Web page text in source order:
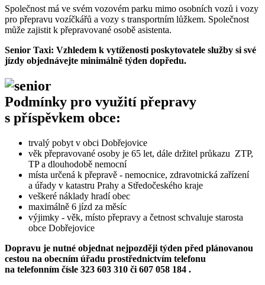
Společnost má ve svém vozovém parku mimo osobních vozů i vozy
pro přepravu vozíčkářů a vozy s transportním lůžkem. Společnost
může zajistit k přepravované osobě asistenta.
Senior Taxi: Vzhledem k vytíženosti poskytovatele služby si své
jízdy objednávejte minimálně týden dopředu.
Podmínky pro využití přepravy
s příspěvkem obce:
trvalý pobyt v obci Dobřejovice
věk přepravované osoby je 65 let, dále držitel průkazu ZTP,
TP a dlouhodobě nemocní
místa určená k přepravě - nemocnice, zdravotnická zařízení
a úřady v katastru Prahy a Středočeského kraje
veškeré náklady hradí obec
maximálně 6 jízd za měsíc
výjimky - věk, místo přepravy a četnost schvaluje starosta
obce Dobřejovice
Dopravu je nutné objednat nejpozději týden před plánovanou
cestou na obecním úřadu prostřednictvím telefonu
na telefonním čísle 323 603 310 či 607 058 184 .